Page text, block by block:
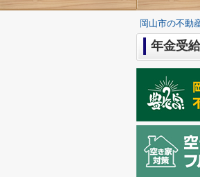
岡山市の不動
年金受